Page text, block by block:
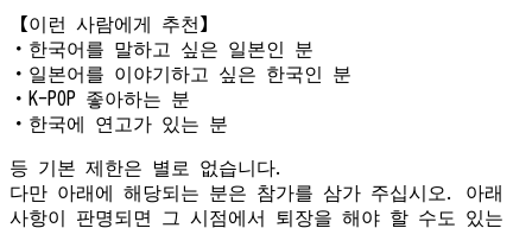
【이런 사람에게 추천】
・한국어를 말하고 싶은 일본인 분
・일본어를 이야기하고 싶은 한국인 분
・K-POP 좋아하는 분
・한국에 연고가 있는 분
등 기본 제한은 별로 없습니다.
다만 아래에 해당되는 분은 참가를 삼가 주십시오. 아래
사항이 판명되면 그 시점에서 퇴장을 해야 할 수도 있는